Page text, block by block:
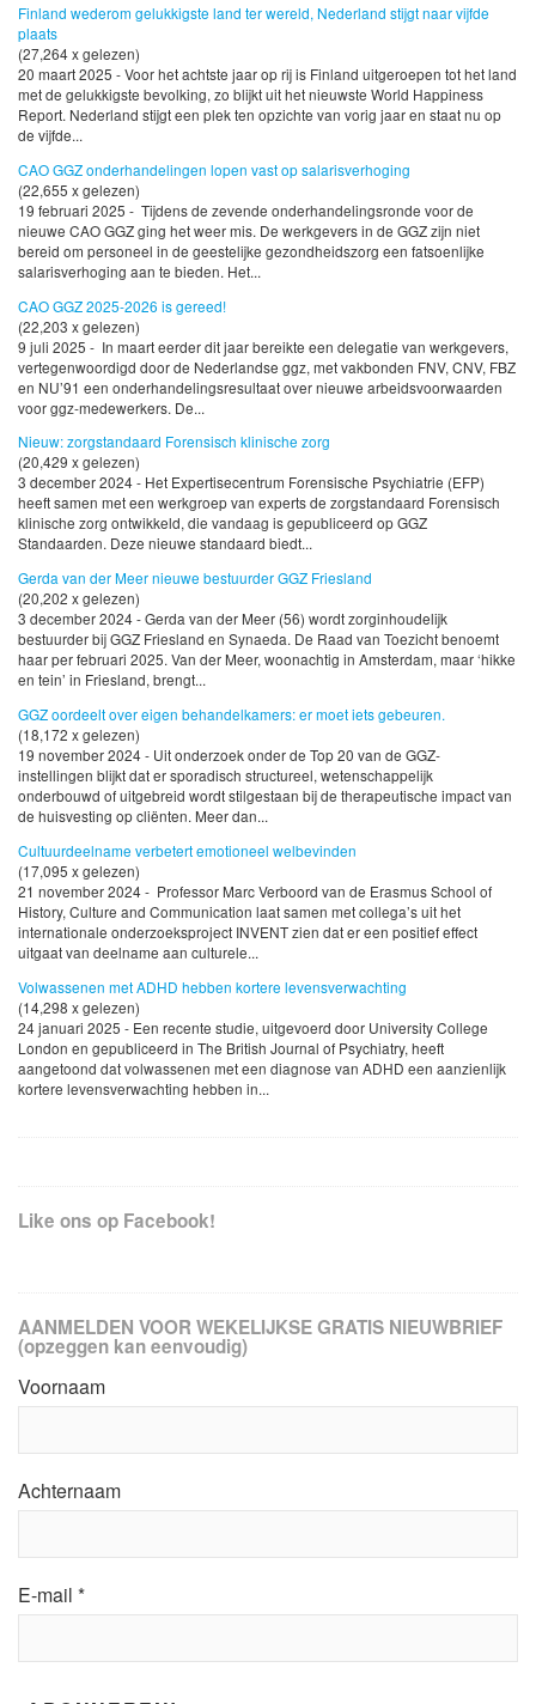
Finland wederom gelukkigste land ter wereld, Nederland stijgt naar vijfde
plaats
(27,264 x gelezen)
20 maart 2025 - Voor het achtste jaar op rij is Finland uitgeroepen tot het land
met de gelukkigste bevolking, zo blijkt uit het nieuwste World Happiness
Report. Nederland stijgt een plek ten opzichte van vorig jaar en staat nu op
de vijfde...
CAO GGZ onderhandelingen lopen vast op salarisverhoging
(22,655 x gelezen)
19 februari 2025 - Tijdens de zevende onderhandelingsronde voor de
nieuwe CAO GGZ ging het weer mis. De werkgevers in de GGZ zijn niet
bereid om personeel in de geestelijke gezondheidszorg een fatsoenlijke
salarisverhoging aan te bieden. Het...
CAO GGZ 2025-2026 is gereed!
(22,203 x gelezen)
9 juli 2025 - In maart eerder dit jaar bereikte een delegatie van werkgevers,
vertegenwoordigd door de Nederlandse ggz, met vakbonden FNV, CNV, FBZ
en NU’91 een onderhandelingsresultaat over nieuwe arbeidsvoorwaarden
voor ggz-medewerkers. De...
Nieuw: zorgstandaard Forensisch klinische zorg
(20,429 x gelezen)
3 december 2024 - Het Expertisecentrum Forensische Psychiatrie (EFP)
heeft samen met een werkgroep van experts de zorgstandaard Forensisch
klinische zorg ontwikkeld, die vandaag is gepubliceerd op GGZ
Standaarden. Deze nieuwe standaard biedt...
Gerda van der Meer nieuwe bestuurder GGZ Friesland
(20,202 x gelezen)
3 december 2024 - Gerda van der Meer (56) wordt zorginhoudelijk
bestuurder bij GGZ Friesland en Synaeda. De Raad van Toezicht benoemt
haar per februari 2025. Van der Meer, woonachtig in Amsterdam, maar ‘hikke
en tein’ in Friesland, brengt...
GGZ oordeelt over eigen behandelkamers: er moet iets gebeuren.
(18,172 x gelezen)
19 november 2024 - Uit onderzoek onder de Top 20 van de GGZ-
instellingen blijkt dat er sporadisch structureel, wetenschappelijk
onderbouwd of uitgebreid wordt stilgestaan bij de therapeutische impact van
de huisvesting op cliënten. Meer dan...
Cultuurdeelname verbetert emotioneel welbevinden
(17,095 x gelezen)
21 november 2024 - Professor Marc Verboord van de Erasmus School of
History, Culture and Communication laat samen met collega’s uit het
internationale onderzoeksproject INVENT zien dat er een positief effect
uitgaat van deelname aan culturele...
Volwassenen met ADHD hebben kortere levensverwachting
(14,298 x gelezen)
24 januari 2025 - Een recente studie, uitgevoerd door University College
London en gepubliceerd in The British Journal of Psychiatry, heeft
aangetoond dat volwassenen met een diagnose van ADHD een aanzienlijk
kortere levensverwachting hebben in...
Like ons op Facebook!
AANMELDEN VOOR WEKELIJKSE GRATIS NIEUWBRIEF
(opzeggen kan eenvoudig)
Voornaam
Achternaam
E-mail *